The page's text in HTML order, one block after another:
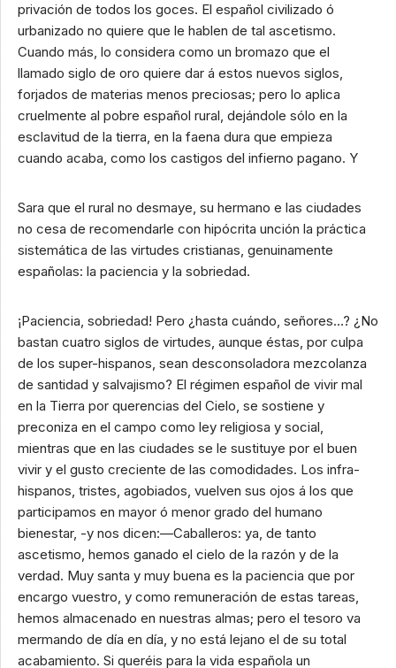
privación de todos los goces. El español civilizado ó
urbanizado no quiere que le hablen de tal ascetismo.
Cuando más, lo considera como un bromazo que el
llamado siglo de oro quiere dar á estos nuevos siglos,
forjados de materias menos preciosas; pero lo aplica
cruelmente al pobre español rural, dejándole sólo en la
esclavitud de la tierra, en la faena dura que empieza
cuando acaba, como los castigos del infierno pagano. Y
Sara que el rural no desmaye, su hermano e las ciudades
no cesa de recomendarle con hipócrita unción la práctica
sistemática de las virtudes cristianas, genuinamente
españolas: la paciencia y la sobriedad.
¡Paciencia, sobriedad! Pero ¿hasta cuándo, señores…? ¿No
bastan cuatro siglos de virtudes, aunque éstas, por culpa
de los super-hispanos, sean desconsoladora mezcolanza
de santidad y salvajismo? El régimen español de vivir mal
en la Tierra por querencias del Cielo, se sostiene y
preconiza en el campo como ley religiosa y social,
mientras que en las ciudades se le sustituye por el buen
vivir y el gusto creciente de las comodidades. Los infra-
hispanos, tristes, agobiados, vuelven sus ojos á los que
participamos en mayor ó menor grado del humano
bienestar, -y nos dicen:—Caballeros: ya, de tanto
ascetismo, hemos ganado el cielo de la razón y de la
verdad. Muy santa y muy buena es la paciencia que por
encargo vuestro, y como remuneración de estas tareas,
hemos almacenado en nuestras almas; pero el tesoro va
mermando de día en día, y no está lejano el de su total
acabamiento. Si queréis para la vida española un